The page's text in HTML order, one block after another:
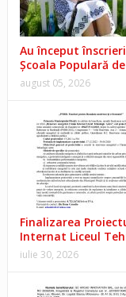
Au început
Școala Populară
august 05, 2026
Finalizarea
Internat Liceul
iulie 30, 2026